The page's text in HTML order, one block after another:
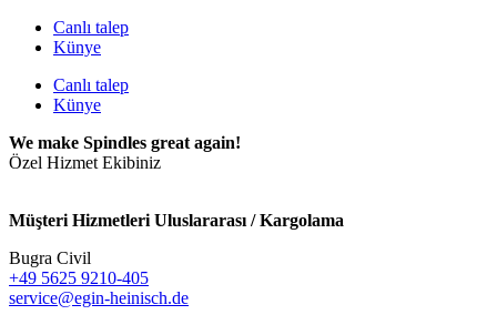
Canlı talep
Künye
Canlı talep
Künye
We make Spindles great again!
Özel Hizmet Ekibiniz
Müşteri Hizmetleri Uluslararası / Kargolama
Bugra Civil
+49 5625 9210-405
service@egin-heinisch.de